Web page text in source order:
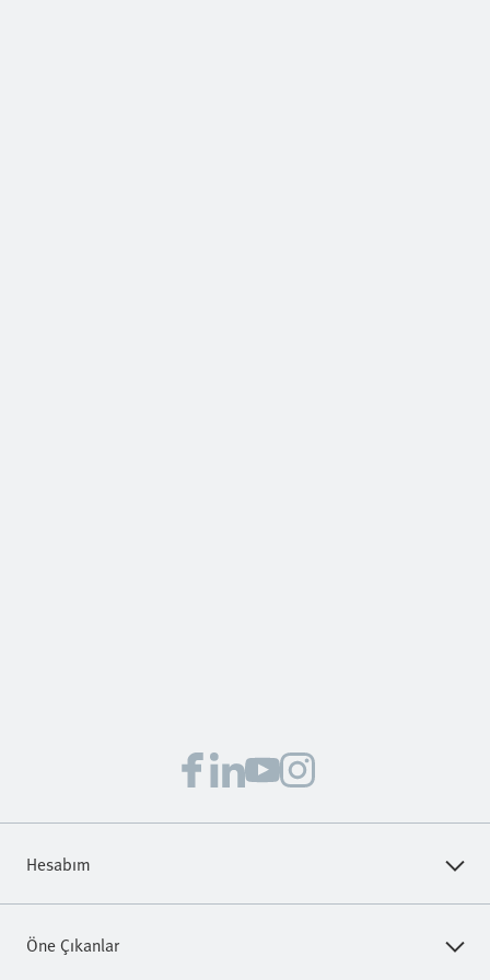
Hesabım
Festo servisleri ve bilgilerine anında ulaşın. Hemen oturum
açın veya kolayca kayıt olun!
Öne Çıkanlar